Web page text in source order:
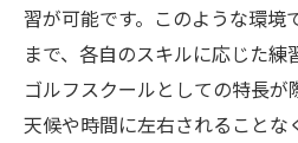
習が可能です。このような環境
まで、各自のスキルに応じた
ゴルフスクールとしての特長が
天候や時間に左右されることな